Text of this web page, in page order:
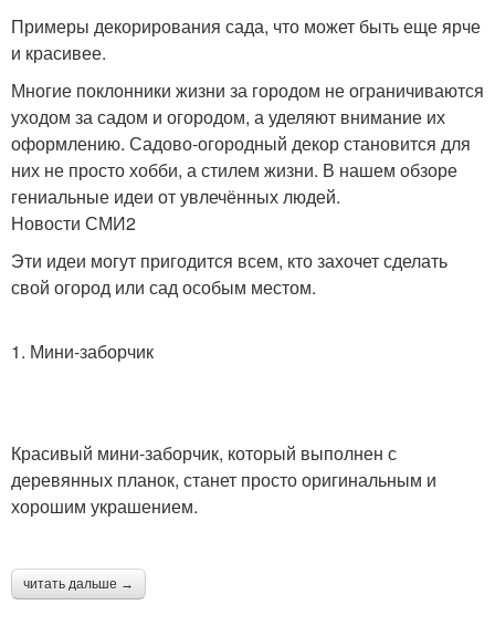
Примеры декорирования сада, что может быть еще ярче
и красивее.
Многие поклонники жизни за городом не ограничиваются
уходом за садом и огородом, а уделяют внимание их
оформлению. Садово-огородный декор становится для
них не просто хобби, а стилем жизни. В нашем обзоре
гениальные идеи от увлечённых людей.
Новости СМИ2
Эти идеи могут пригодится всем, кто захочет сделать
свой огород или сад особым местом.
1. Мини-заборчик
Красивый мини-заборчик, который выполнен с
деревянных планок, станет просто оригинальным и
хорошим украшением.
читать дальше →